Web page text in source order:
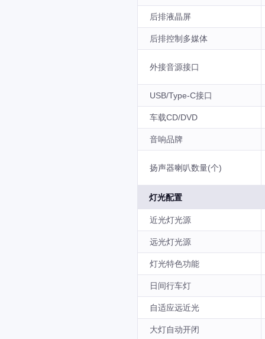
后排液晶屏
后排控制多媒体
外接音源接口
USB/Type-C接口
车载CD/DVD
音响品牌
扬声器喇叭数量(个)
灯光配置
近光灯光源
远光灯光源
灯光特色功能
日间行车灯
自适应远近光
大灯自动开闭